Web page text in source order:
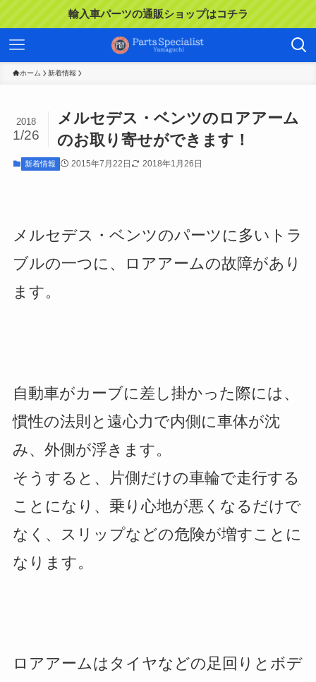
輸入車パーツの通販ショップはコチラ
ホーム 新着情報
メルセデス・ベンツのロアアーム
のお取り寄せができます！
2018
1/26
新着情報 2015年7月22日 2018年1月26日
メルセデス・ベンツのパーツに多いトラ
ブルの一つに、ロアアームの故障があり
ます。
自動車がカーブに差し掛かった際には、
慣性の法則と遠心力で内側に車体が沈
み、外側が浮きます。
そうすると、片側だけの車輪で走行する
ことになり、乗り心地が悪くなるだけで
なく、スリップなどの危険が増すことに
なります。
ロアアームはタイヤなどの足回りとボデ